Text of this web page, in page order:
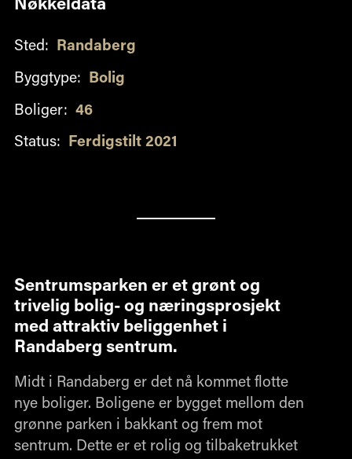
Nøkkeldata
Sted: Randaberg
Byggtype: Bolig
Boliger: 46
Status: Ferdigstilt 2021
Sentrumsparken er et grønt og
trivelig bolig- og næringsprosjekt
med attraktiv beliggenhet i
Randaberg sentrum.
Midt i Randaberg er det nå kommet flotte
nye boliger. Boligene er bygget mellom den
grønne parken i bakkant og frem mot
sentrum. Dette er et rolig og tilbaketrukket